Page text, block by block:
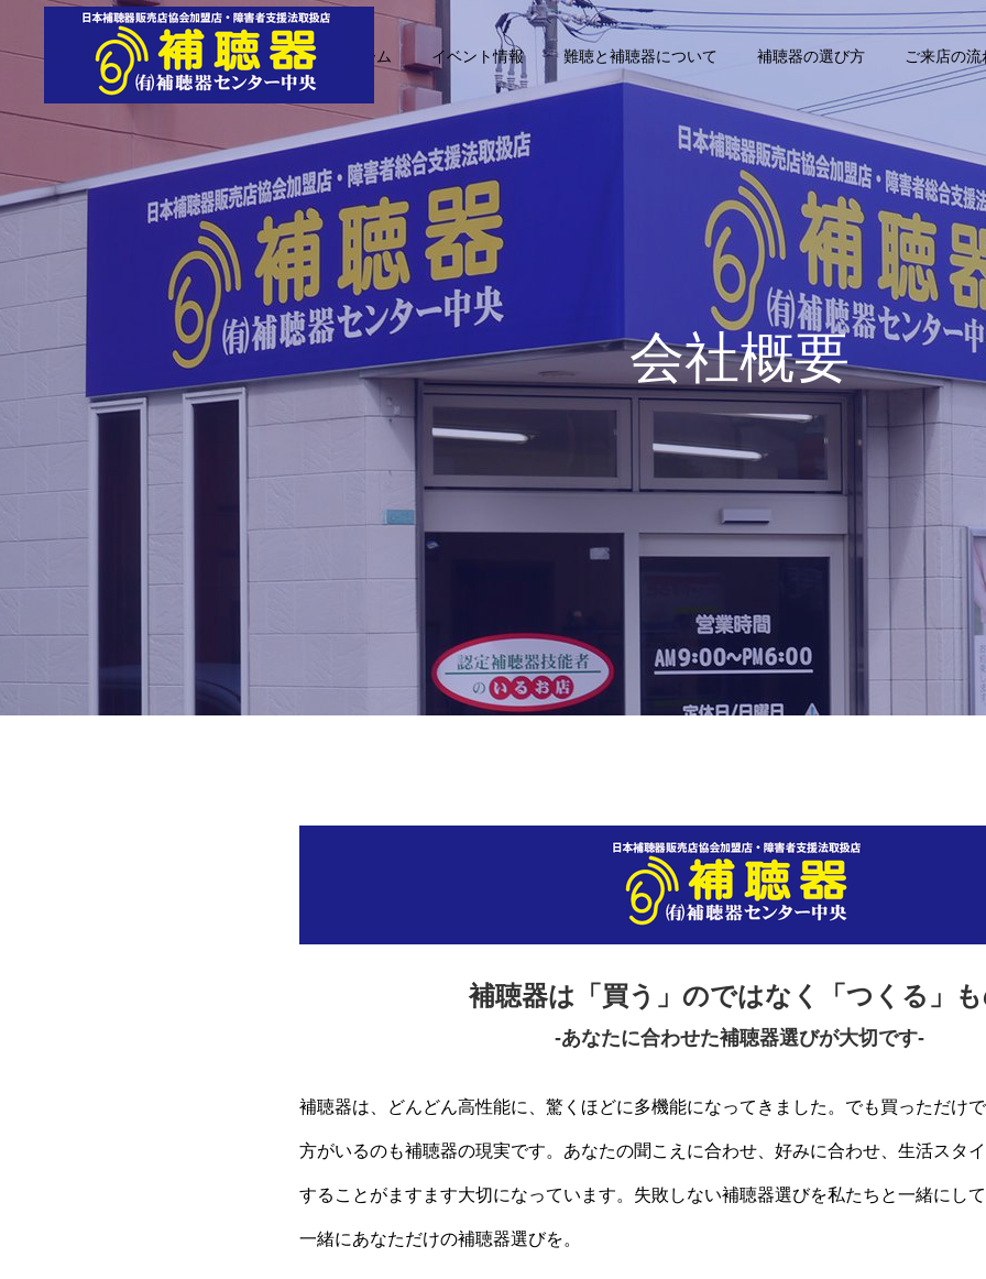
ホーム イベント情報 難聴と補聴器について 補聴器の選び方 ご来店の流
会社概要
補聴器は「買う」のではなく「つくる」
-あなたに合わせた補聴器選びが大切です-
補聴器は、どんどん高性能に、驚くほどに多機能になってきました。でも買っただけ
方がいるのも補聴器の現実です。あなたの聞こえに合わせ、好みに合わせ、生活スタ
することがますます大切になっています。失敗しない補聴器選びを私たちと一緒にし
一緒にあなただけの補聴器選びを。